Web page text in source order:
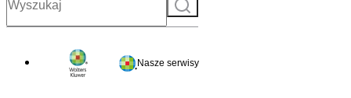
Nasze serwisy